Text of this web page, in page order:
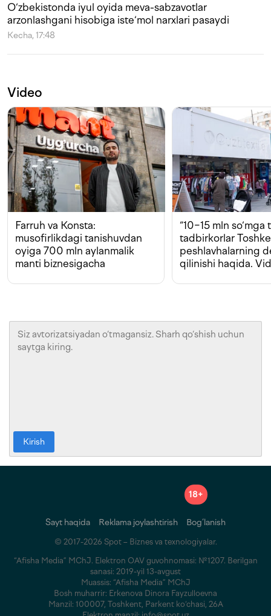
O‘zbekistonda iyul oyida meva-sabzavotlar
arzonlashgani hisobiga iste‘mol narxlari pasaydi
Kecha, 17:48
Video
Farruh va Konsta:
musofirlikdagi tanishuvdan
oyiga 700 mln aylanmalik
manti biznesigacha
“10−15 mln so‘mga
tadbirkorlar
peshlavhalarning
qilinishi haqida.
Kirish
18+
Sayt haqida Reklama joylashtirish Bog‘lanish
© 2017-2026 Spot – Biznes va texnologiyalar.
“Afisha Media” MChJ. Elektron OAV guvohnomasi: №1207. Berilgan
sanasi: 2019-yil 13-avgust
Muassis: “Afisha Media” MChJ
Bosh muharrir: Erkenova Dinora Fayzulloevna
Manzil: 100007, Toshkent, Parkent ko‘chasi, 26A